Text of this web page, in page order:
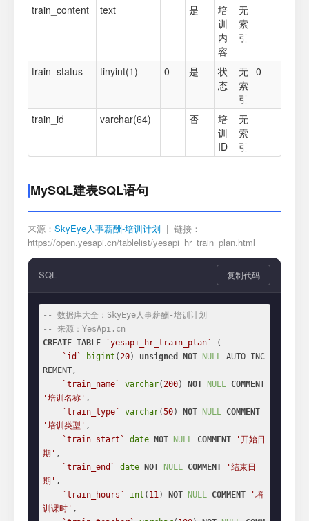
train_content text 是
培
训
内
容
无
索
引
train_status tinyint(1) 0 是
状
态
无
索
引
0
train_id varchar(64) 否
培
训
ID
无
索
引
MySQL建表SQL语句
来源： SkyEye人事薪酬-培训计划 | 链接：
https://open.yesapi.cn/tablelist/yesapi_hr_train_plan.html
SQL 复制代码
-- 数据库大全：SkyEye人事薪酬-培训计划
-- 来源：YesApi.cn
CREATE TABLE `yesapi_hr_train_plan`
(
`id`
bigint (20) unsigned NOT NULL AUTO_INC
REMENT,
`train_name`
varchar(200) NOT NULL COMMENT
'培训名称' ,
`train_type`
varchar(50) NOT NULL COMMENT
'培训类型' ,
`train_start`
date NOT NULL COMMENT
'开始日
期' ,
`train_end`
date NOT NULL COMMENT
'结束日
期' ,
`train_hours`
int ( 11) NOT NULL COMMENT
'培
训课时' ,